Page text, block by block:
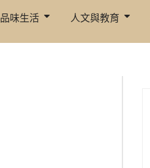
品味生活 人文與教育